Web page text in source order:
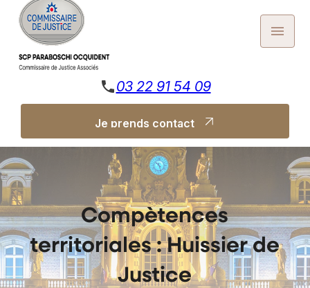
menu
phone03 22 91 54 09
Je prends contact
Je prends contact
Compètences
territoriales : Huissier de
Justice
Panneau de gestion des cookies